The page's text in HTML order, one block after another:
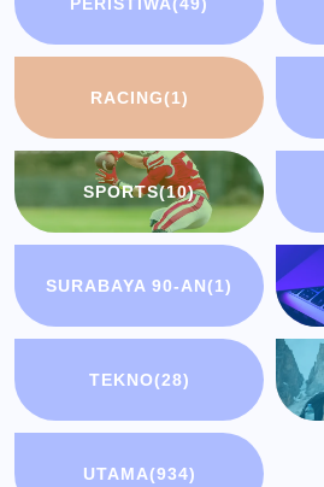
RACING(1)
SPORTS(10)
SURABAYA 90-AN(1)
TEKNO(28)
UTAMA(934)